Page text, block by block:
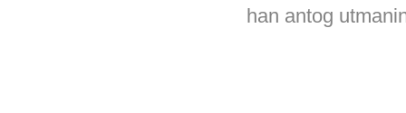
han antog